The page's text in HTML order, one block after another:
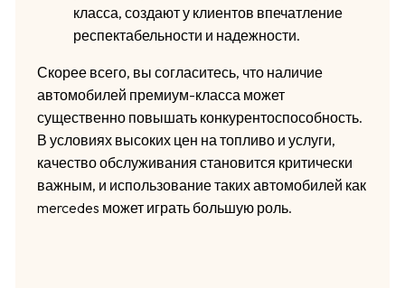
класса, создают у клиентов впечатление
респектабельности и надежности.
Скорее всего, вы согласитесь, что наличие
автомобилей премиум-класса может
существенно повышать конкурентоспособность.
В условиях высоких цен на топливо и услуги,
качество обслуживания становится критически
важным, и использование таких автомобилей как
mercedes может играть большую роль.